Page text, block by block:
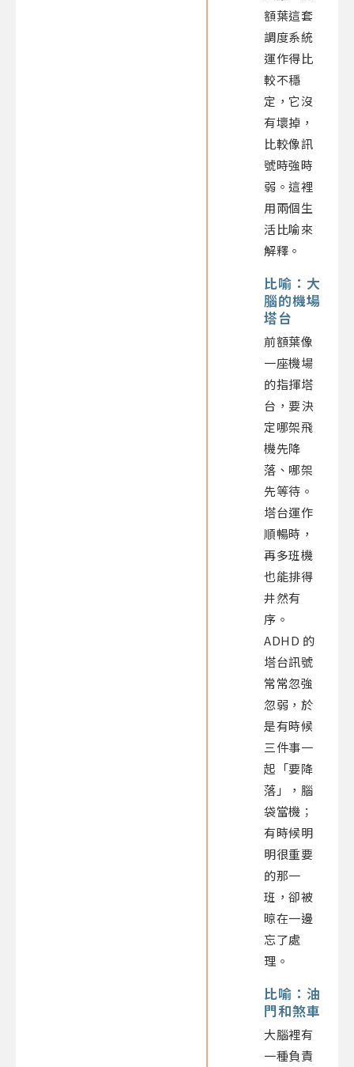
額葉這套
調度系統
運作得比
較不穩
定，它沒
有壞掉，
比較像訊
號時強時
弱。這裡
用兩個生
活比喻來
解釋。
比喻：大
腦的機場
塔台
前額葉像
一座機場
的指揮塔
台，要決
定哪架飛
機先降
落、哪架
先等待。
塔台運作
順暢時，
再多班機
也能排得
井然有
序。
ADHD 的
塔台訊號
常常忽強
忽弱，於
是有時候
三件事一
起「要降
落」，腦
袋當機；
有時候明
明很重要
的那一
班，卻被
晾在一邊
忘了處
理。
比喻：油
門和煞車
大腦裡有
一種負責